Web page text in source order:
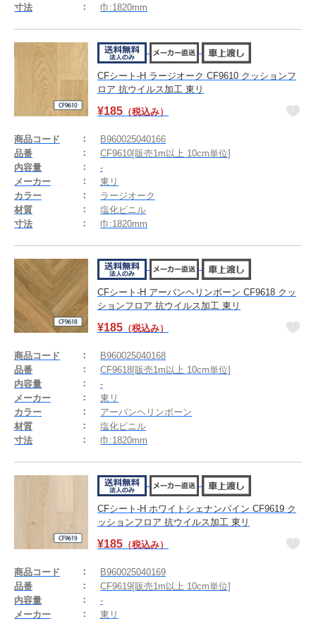
寸法
巾:1820mm
CFシート-H ラージオーク CF9610 クッションフ
ロア 抗ウイルス加工 東リ
¥185 （税込み）
商品コード
B960025040166
品番
CF9610[販売1m以上 10cm単位]
内容量
-
メーカー
東リ
カラー
ラージオーク
材質
塩化ビニル
寸法
巾:1820mm
CFシート-H アーバンヘリンボーン CF9618 クッ
ションフロア 抗ウイルス加工 東リ
¥185 （税込み）
商品コード
B960025040168
品番
CF9618[販売1m以上 10cm単位]
内容量
-
メーカー
東リ
カラー
アーバンヘリンボーン
材質
塩化ビニル
寸法
巾:1820mm
CFシート-H ホワイトシェナンパイン CF9619 ク
ッションフロア 抗ウイルス加工 東リ
¥185 （税込み）
商品コード
B960025040169
品番
CF9619[販売1m以上 10cm単位]
内容量
-
メーカー
東リ